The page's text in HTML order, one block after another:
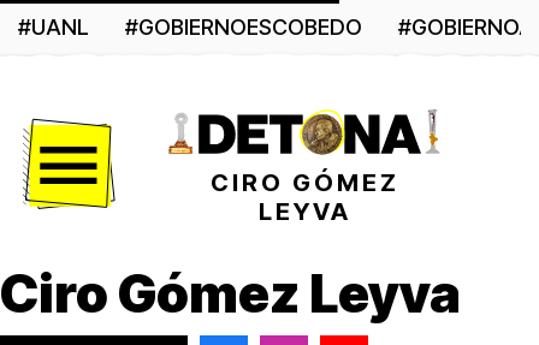
#UANL #GOBIERNOESCOBEDO
CIRO GÓMEZ
LEYVA
Ciro Gómez Leyva